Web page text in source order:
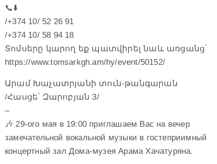
📞⬇️
/+374 10/ 52 26 91
/+374 10/ 58 94 18
Տոմսերը կարող եք պատվիրել նաև առցանց՝
https://www.tomsarkgh.am/hy/event/50152/
Արամ Խաչատրյանի տուն-թանգարան
/Հասցե՝ Զարոբյան 3/
–
🎶 29-ого мая в 19:00 приглашаем Вас на вечер
замечательной вокальной музыки в гостеприимный
концертный зал Дома-музея Арама Хачатуряна.